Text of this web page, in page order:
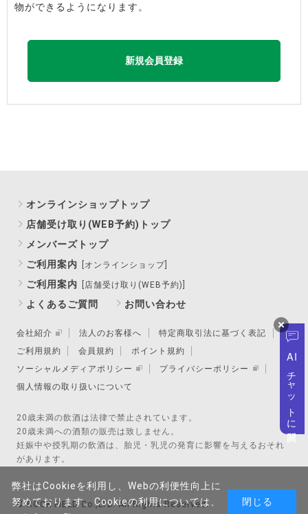
物ができるようになります。
オンラインショップトップ
店舗受け取り(WEB予約)トップ
メンバーズトップ
ご利用案内
[オンラインショップ]
ご利用案内 [店舗受け取り(WEB予約)]
よくあるご質問 お問い合わせ
会社紹介 法人のお客様へ
特定商取引法に基づく表記
ご利用規約
会員規約
ポイント規約
ソーシャルメディアポリシー
プライバシーポリシー
個人情報の取り扱いについて
20歳未満の飲酒は法律で禁止されています。
20歳未満への酒類の販売は致しません。
妊娠中や授乳期の飲酒は、胎児・乳児の発育に影響を与えるおそれ
があります。
© ROCK FIELD Co.,LTD. All Rights Reserved.
AI
チャットに質問
弊社はCookieを利用し、Webの利便性向上に
努めております。Cookieの利用については、
閉じる